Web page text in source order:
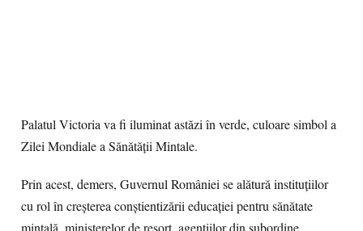
Palatul Victoria va fi iluminat astăzi în verde, culoare simbol a
Zilei Mondiale a Sănătății Mintale.
Prin acest, demers, Guvernul României se alătură instituțiilor
cu rol în creșterea conștientizării educației pentru sănătate